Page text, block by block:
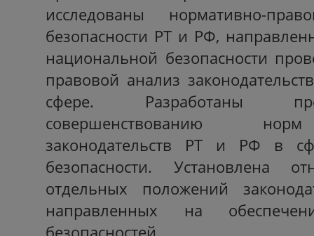
исследованы нормативно-
безопасности РТ и РФ,
национальной безопасности
правовой анализ
сфере. Разработаны
совершенствованию
законодательств РТ и РФ в
безопасности. Установлена
отдельных положений
направленных на